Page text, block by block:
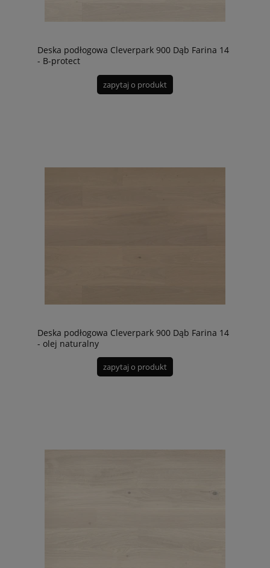
Deska podłogowa Cleverpark 900 Dąb Farina 14
- B-protect
zapytaj o produkt
Deska podłogowa Cleverpark 900 Dąb Farina 14
- olej naturalny
zapytaj o produkt